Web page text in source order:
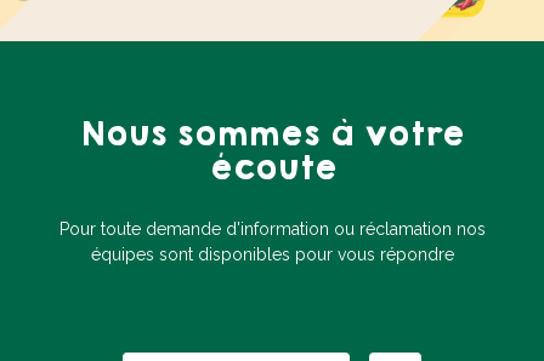
Nous sommes à votre
écoute
Pour toute demande d'information ou réclamation nos
équipes sont disponibles pour vous répondre